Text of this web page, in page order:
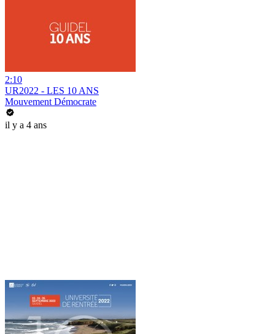
2:10
UR2022 - LES 10 ANS
Mouvement Démocrate
il y a 4 ans